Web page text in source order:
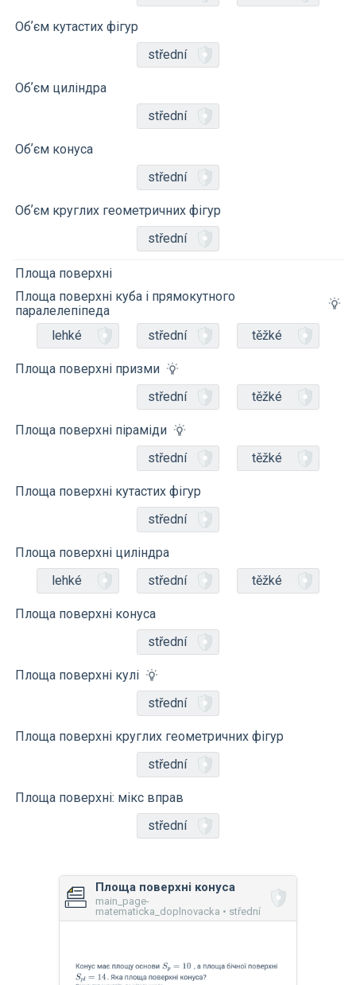
Обʼєм кутастих фігур
střední
Обʼєм циліндра
střední
Обʼєм конуса
střední
Обʼєм круглих геометричних фігур
střední
Площа поверхні
Площа поверхні куба і прямокутного
паралелепіпеда
lehké
střední těžké
Площа поверхні призми
střední
těžké
Площа поверхні піраміди
střední
těžké
Площа поверхні кутастих фігур
střední
Площа поверхні циліндра
lehké
střední těžké
Площа поверхні конуса
střední
Площа поверхні кулі
střední
Площа поверхні круглих геометричних фігур
střední
Площа поверхні: мікс вправ
střední
Площа поверхні конуса
main_page-
matematicka_doplnovacka • střední